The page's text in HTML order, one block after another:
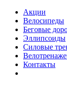
Акции
Велосипеды
Беговые
Эллипсоиды
Силовые
Контакты